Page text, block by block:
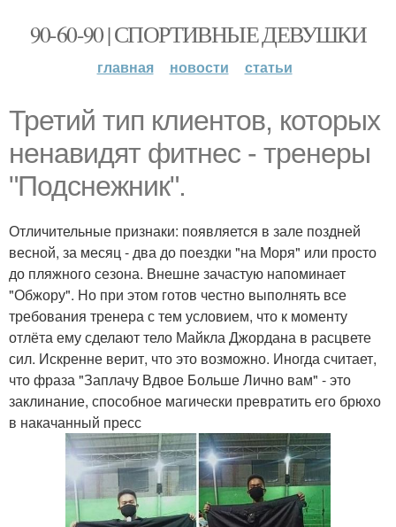
90-60-90 | СПОРТИВНЫЕ ДЕВУШКИ
главная новости статьи
Третий тип клиентов, которых
ненавидят фитнес - тренеры
"Подснежник".
Отличительные признаки: появляется в зале поздней
весной, за месяц - два до поездки "на Моря" или просто
до пляжного сезона. Внешне зачастую напоминает
"Обжору". Но при этом готов честно выполнять все
требования тренера с тем условием, что к моменту
отлёта ему сделают тело Майкла Джордана в расцвете
сил. Искренне верит, что это возможно. Иногда считает,
что фраза "Заплачу Вдвое Больше Лично вам" - это
заклинание, способное магически превратить его брюхо
в накачанный пресс